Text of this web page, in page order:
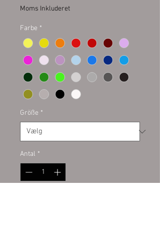
Moms Inkluderet
Farbe *
Größe *
Antal *